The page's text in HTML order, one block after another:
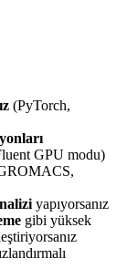
(PyTorch,
GPU modu)
yapıyorsanız
gibi yüksek